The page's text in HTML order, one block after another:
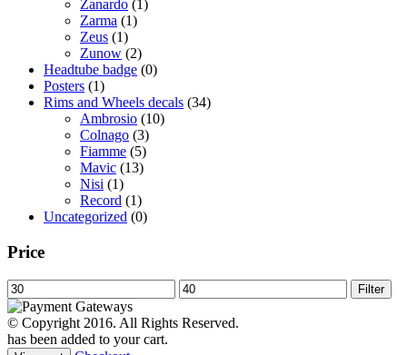
Zanardo (1)
Zarma (1)
Zeus (1)
Zunow (2)
Headtube badge (0)
Posters (1)
Rims and Wheels decals (34)
Ambrosio (10)
Colnago (3)
Fiamme (5)
Mavic (13)
Nisi (1)
Record (1)
Uncategorized (0)
Price
Min
price
Max
price
Filter
© Copyright 2016. All Rights Reserved.
has been added to your cart.